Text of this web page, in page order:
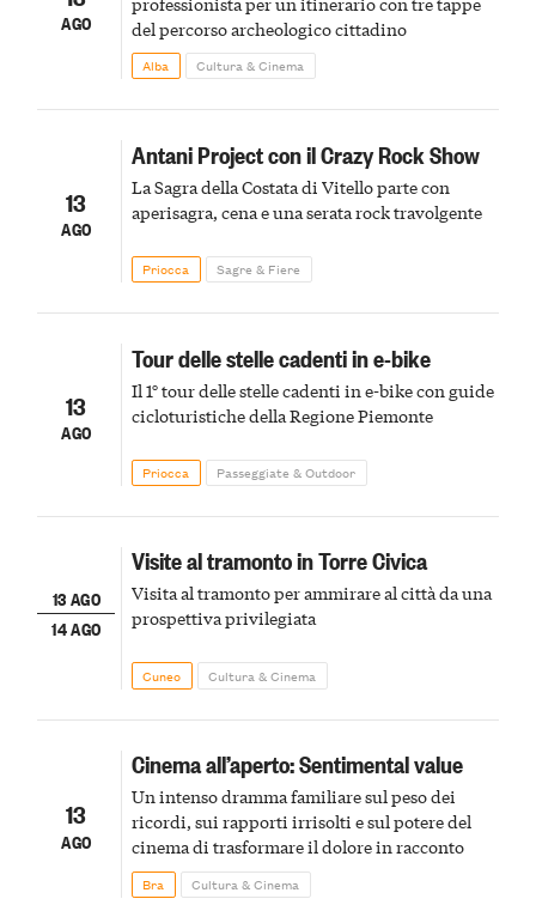
AGO
del percorso archeologico cittadino
Alba Cultura & Cinema
13
AGO
Antani Project con il Crazy Rock Show
La Sagra della Costata di Vitello parte con
aperisagra, cena e una serata rock travolgente
Priocca Sagre & Fiere
13
AGO
Tour delle stelle cadenti in e-bike
Il 1° tour delle stelle cadenti in e-bike con guide
cicloturistiche della Regione Piemonte
Priocca Passeggiate & Outdoor
13 AGO
14 AGO
Visite al tramonto in Torre Civica
Visita al tramonto per ammirare al città da una
prospettiva privilegiata
Cuneo Cultura & Cinema
13
AGO
Cinema all’aperto: Sentimental value
Un intenso dramma familiare sul peso dei
ricordi, sui rapporti irrisolti e sul potere del
cinema di trasformare il dolore in racconto
Bra Cultura & Cinema